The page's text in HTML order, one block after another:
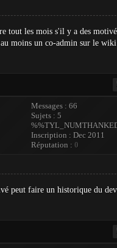
tout les mois s'il y a des
moins un co-admin sur le
Messages : 66
Sujets : 5
Inscription : Dec 2011
Réputation : 0
peut faire un historique du